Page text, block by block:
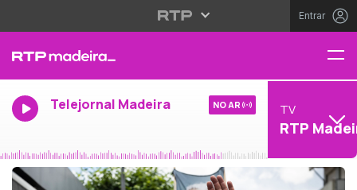
Entrar
Telejornal Madeira NO AR TV
RTP